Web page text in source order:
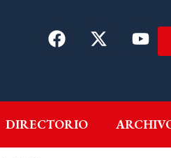
DIRECTORIO
GENEROS DIRECTORIO